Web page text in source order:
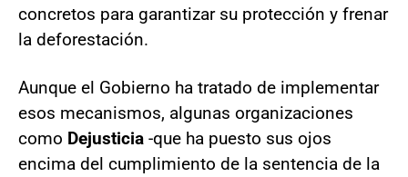
concretos para garantizar su protección y frenar
la deforestación.
Aunque el Gobierno ha tratado de implementar
esos mecanismos, algunas organizaciones
como Dejusticia -que ha puesto sus ojos
encima del cumplimiento de la sentencia de la